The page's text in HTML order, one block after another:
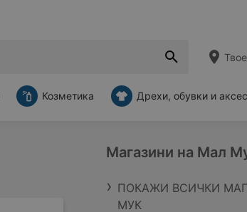
Козметика Дрехи, обувки и
Магазини на Мал
ПОКАЖИ ВСИЧКИ
МУК